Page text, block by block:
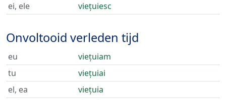
ei, ele
viețuiesc
Onvoltooid verleden tijd
eu
viețuiam
tu
viețuiai
el, ea
viețuia